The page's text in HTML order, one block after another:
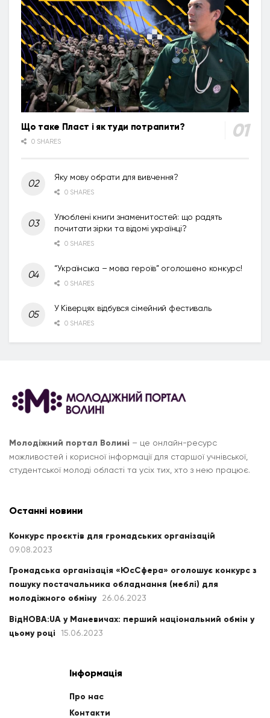
Що таке Пласт і як туди потрапити?
0 SHARES
Яку мову обрати для вивчення?
0 SHARES
Улюблені книги знаменитостей: що радять
почитати зірки та відомі українці?
0 SHARES
“Українська – мова героїв” оголошено конкурс!
0 SHARES
У Ківерцях відбувся сімейний фестиваль
0 SHARES
Молодіжний портал Волині – це онлайн-ресурс
можливостей і корисної інформації для старшої учнівської,
студентської молоді області та усіх тих, хто з нею працює.
Останні новини
Конкурс проєктів для громадських організацій
09.08.2023
Громадська організація «ЮсСфера» оголошує конкурс з
пошуку постачальника обладнання (меблі) для
молодіжного обміну
26.06.2023
ВідНОВА:UA у Маневичах: перший національний обмін у
цьому році
15.06.2023
Інформація
Про нас
Контакти